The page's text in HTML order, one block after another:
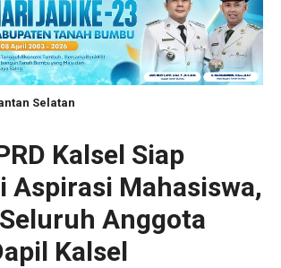
Selatan
Kalsel Siap
Aspirasi Mahasiswa,
Anggota
Kalsel